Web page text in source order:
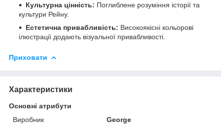
Культурна цінність: Поглиблене розуміння історії та
культури Рейну.
Естетична привабливість: Високоякісні кольорові
ілюстрації додають візуальної привабливості.
Приховати
Характеристики
Основні атрибути
Виробник
George